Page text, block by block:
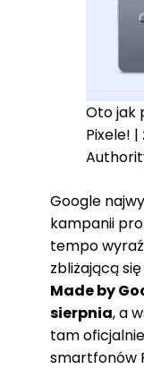
Oto jak
Pixele! |
Google
kampanii
tempo
zbliżającą
Made by
sierpnia, a
tam
smartfonów